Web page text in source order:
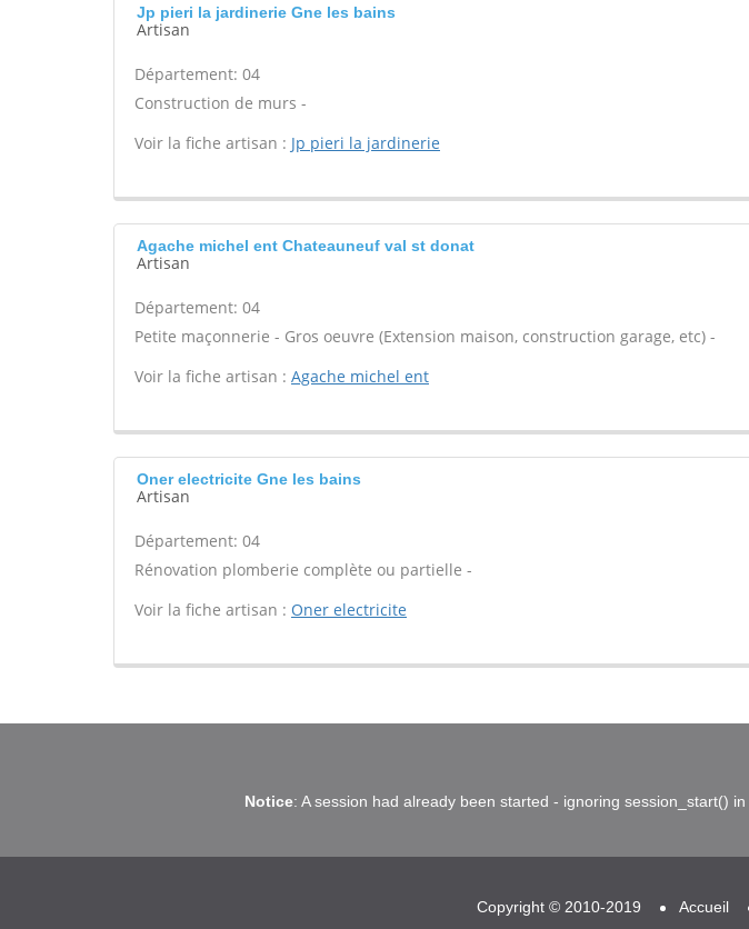
Jp pieri la jardinerie Gne les bains
Artisan
Département: 04
Construction de murs -
Voir la fiche artisan : Jp pieri la jardinerie
Agache michel ent Chateauneuf val st donat
Artisan
Département: 04
Petite maçonnerie - Gros oeuvre (Extension maison, construction garage, etc) -
Voir la fiche artisan : Agache michel ent
Oner electricite Gne les bains
Artisan
Département: 04
Rénovation plomberie complète ou partielle -
Voir la fiche artisan : Oner electricite
Notice: A session had already been started - ignoring session_start() in
Copyright © 2010-2019 Accueil